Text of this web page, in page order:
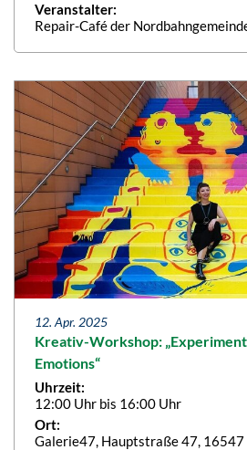
Veranstalter:
Repair-Café der
12. Apr. 2025
Kreativ-Workshop:
Emotions“
Uhrzeit:
12:00 Uhr bis 16:00 Uhr
Ort:
Galerie47, Hauptstraße 47,